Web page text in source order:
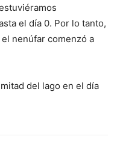
el día 0. Por lo tanto,
nenúfar comenzó a
del lago en el día